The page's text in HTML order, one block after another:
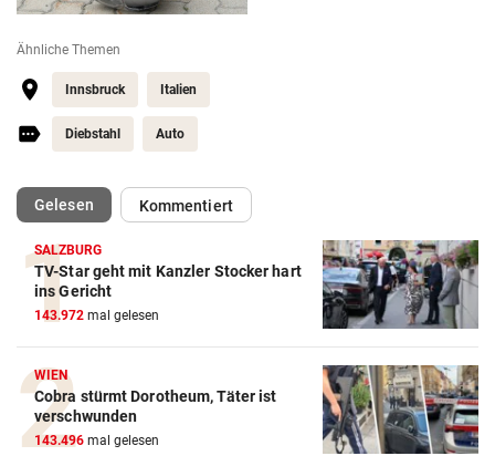
Ähnliche Themen
Innsbruck Italien
Diebstahl Auto
Gelesen(ausgewählt)Kommentiert
SALZBURG
TV-Star geht mit Kanzler Stocker hart
ins Gericht
143.972 mal gelesen
WIEN
Cobra stürmt Dorotheum, Täter ist
verschwunden
143.496 mal gelesen